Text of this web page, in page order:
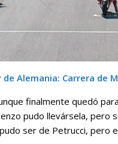
de Alemania: Carrera de
finalmente quedó
pudo llevársela, pero
ser de Petrucci, pero